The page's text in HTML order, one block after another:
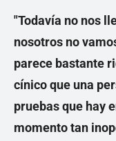
"Todavía no nos
nosotros no
parece bastante
cínico que una
pruebas que hay
momento tan